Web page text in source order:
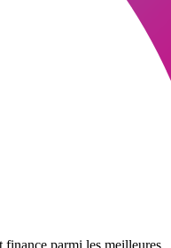
parmi les meilleures